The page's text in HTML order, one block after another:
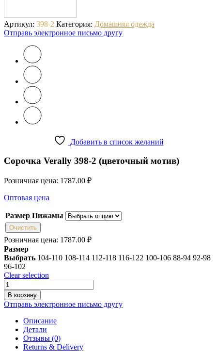
Артикул: 398-2 Категория: Домашняя одежда
Отправь электронное письмо другу
Добавить в список желаний
Сорочка Verally 398-2 (цветочный мотив)
Розничная цена: 1787.00 ₽
Оптовая цена
Размер Пижамы
Очистить
Розничная цена: 1787.00 ₽
Размер
Выбрать 104-110 108-114 112-118 116-122 100-106 88-94 92-98
96-102
Clear selection
Количество
товара
Сорочка
Verally
398-
(цветочный
мотив)
В корзину
Отправь электронное письмо другу
Описание
Детали
Отзывы (0)
Returns & Delivery